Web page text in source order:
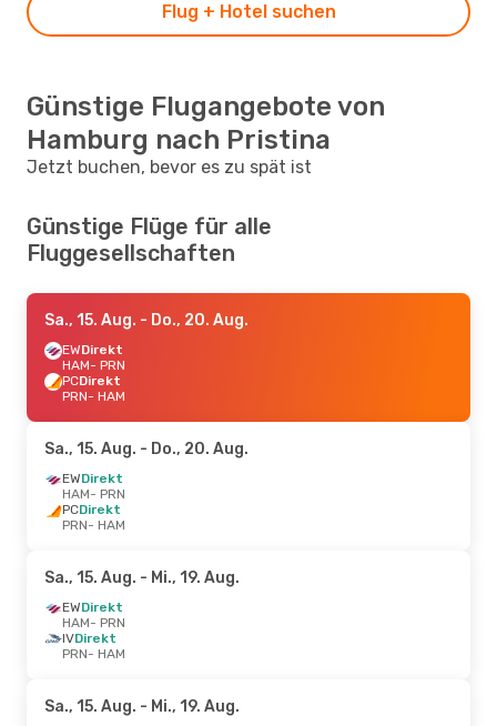
Flug + Hotel suchen
Günstige Flugangebote von
Hamburg nach Pristina
Jetzt buchen, bevor es zu spät ist
Günstige Flüge für alle
Fluggesellschaften
Sa., 15. Aug. - Do., 20. Aug.
EWDirekt
HAM- PRN
PCDirekt
PRN- HAM
Sa., 15. Aug. - Do., 20. Aug.
EWDirekt
HAM- PRN
PCDirekt
PRN- HAM
Sa., 15. Aug. - Mi., 19. Aug.
EWDirekt
HAM- PRN
IVDirekt
PRN- HAM
Sa., 15. Aug. - Mi., 19. Aug.